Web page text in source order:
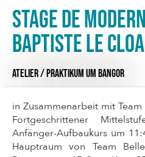
Stage de
Baptiste le
ATELIER / PRAKTIKUMUM BANGOR
in Zusammenarbeit mit
Fortgeschrittener
Anfänger-Aufbaukurs um
Hauptraum von Team